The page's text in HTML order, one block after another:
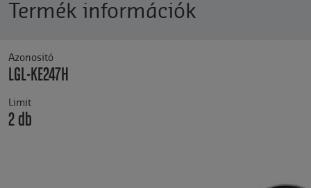
Termék információk
Azonositó
LGL-KE247H
Limit
2 db